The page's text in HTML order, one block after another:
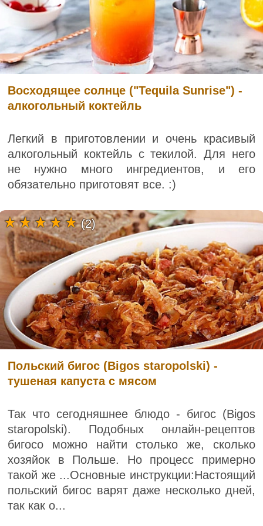
Восходящее солнце ("Tequila Sunrise") -
алкогольный коктейль
Легкий в приготовлении и очень красивый
алкогольный коктейль с текилой. Для него
не нужно много ингредиентов, и его
обязательно приготовят все. :)
Польский бигос (Bigos staropolski) -
тушеная капуста с мясом
Так что сегодняшнее блюдо - бигос (Bigos
staropolski). Подобных онлайн-рецептов
бигосо можно найти столько же, сколько
хозяйок в Польше. Но процесс примерно
такой же ...Основные инструкции:Настоящий
польский бигос варят даже несколько дней,
так как о...
(2)